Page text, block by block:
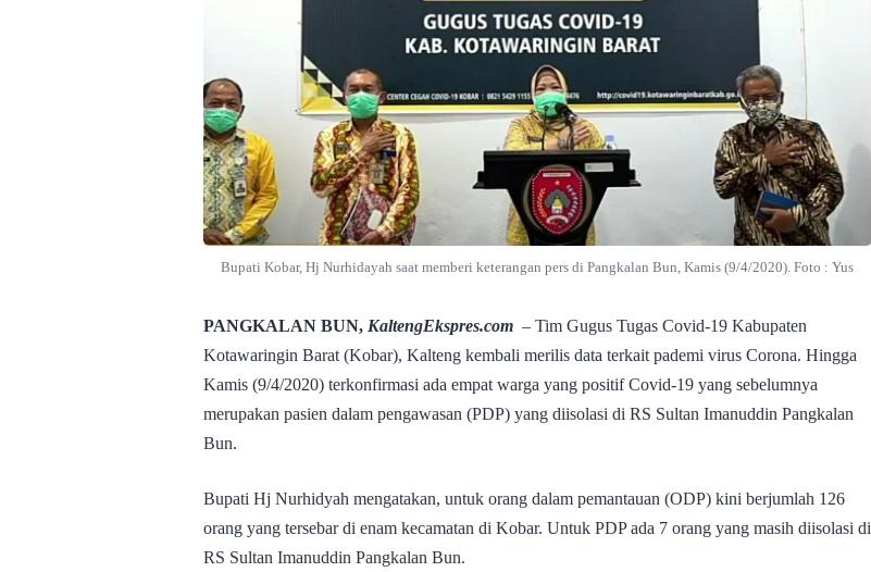
Bupati Kobar, Hj Nurhidayah saat memberi keterangan pers di Pangkalan Bun, Kamis (9/4/2020). Foto : Yus
PANGKALAN BUN, KaltengEkspres.com – Tim Gugus Tugas Covid-19 Kabupaten
Kotawaringin Barat (Kobar), Kalteng kembali merilis data terkait pademi virus Corona. Hingga
Kamis (9/4/2020) terkonfirmasi ada empat warga yang positif Covid-19 yang sebelumnya
merupakan pasien dalam pengawasan (PDP) yang diisolasi di RS Sultan Imanuddin Pangkalan
Bun.
Bupati Hj Nurhidyah mengatakan, untuk orang dalam pemantauan (ODP) kini berjumlah 126
orang yang tersebar di enam kecamatan di Kobar. Untuk PDP ada 7 orang yang masih diisolasi di
RS Sultan Imanuddin Pangkalan Bun.